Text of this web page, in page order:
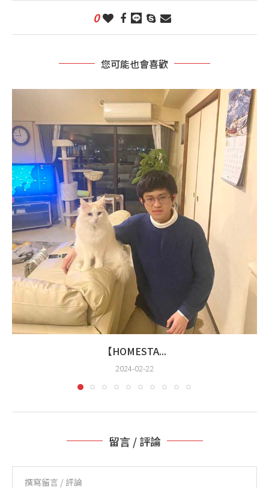
0
您可能也會喜歡
【HOMESTA...
2024-02-22
留言 / 評論